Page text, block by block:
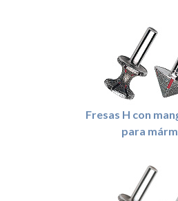
Fresas H con
para